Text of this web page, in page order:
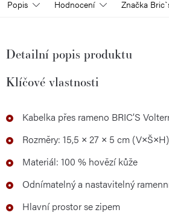
Popis Hodnocení Značka
Detailní popis produktu
Klíčové vlastnosti
Kabelka přes rameno BRIC’S
Rozměry: 15,5 × 27 × 5 cm
Materiál: 100 % hovězí kůže
Odnímatelný a nastavitelný
Hlavní prostor se zipem